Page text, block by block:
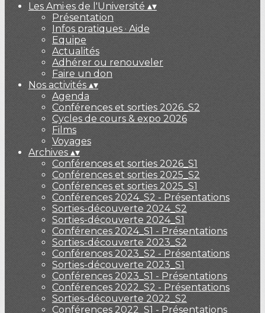
Les Ami·es de l'Université ▴▾
Présentation
Infos pratiques · Aide
Equipe
Actualités
Adhérer ou renouveler
Faire un don
Nos activités ▴▾
Agenda
Conférences et sorties 2026_S2
Cycles de cours & expo 2026
Films
Voyages
Archives ▴▾
Conférences et sorties 2026_S1
Conférences et sorties 2025_S2
Conférences et sorties 2025_S1
Conférences 2024_S2 - Présentations
Sorties-découverte 2024_S2
Sorties-découverte 2024_S1
Conférences 2024_S1 - Présentations
Sorties-découverte 2023_S2
Conférences 2023_S2 - Présentations
Sorties-découverte 2023_S1
Conférences 2023_S1 - Présentations
Conférences 2022_S2 - Présentations
Sorties-découverte 2022_S2
Conférences 2022_S1 - Présentations